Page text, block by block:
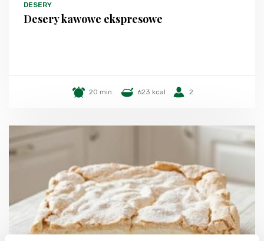
DESERY
Desery kawowe ekspresowe
20 min. 623 kcal 2